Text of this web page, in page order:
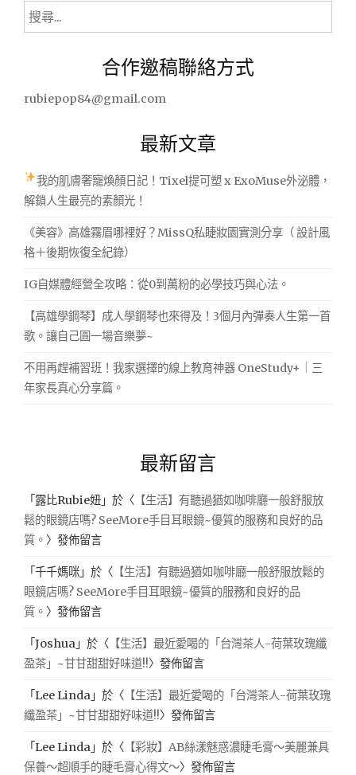
搜
尋
合作邀稿聯絡方式
rubiepop84@gmail.com
最新文章
我的肌膚奢寵煥顏日記！Tixel提可塑 x ExoMuse外泌體，
解鎖人生最亮的素顏光！
《美容》高雄霧眉哪裡好？MissQ私睫妝園實測分享（ 設計風
格＋後期恢復全紀錄）
IG自媒體經營全攻略：從0到萬粉的必學技巧與心法。
【高雄學鋼琴】成人學鋼琴也來得及！3個月內彈奏人生第一首
歌。讓自己圓一場音樂夢~
不用再趕補習班！我家選擇的線上教育神器 OneStudy+｜三
年家長真心分享篇。
最新留言
「 露比Rubie妞 」於〈 【生活】有聽過猶如咖啡廳一般舒服放
鬆的眼鏡店嗎? SeeMore手目耳眼鏡~優質的服務和良好的品
質。 〉發佈留言
「千千媽咪 」於〈 【生活】有聽過猶如咖啡廳一般舒服放鬆的
眼鏡店嗎? SeeMore手目耳眼鏡~優質的服務和良好的品
質。 〉發佈留言
「Joshua 」於〈 【生活】最近愛喝的「台灣茶人-荷葉玫瑰纖
盈茶」~甘甘甜甜好味道!!〉發佈留言
「Lee Linda 」於〈 【生活】最近愛喝的「台灣茶人-荷葉玫瑰
纖盈茶」~甘甘甜甜好味道!!〉發佈留言
「Lee Linda 」於〈 【彩妝】AB絲漾魅惑濃睫毛膏～美麗兼具
保養～超順手的睫毛膏心得文～〉發佈留言